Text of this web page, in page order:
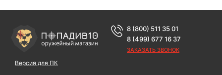
Версия для ПК
8 (800) 511 35 01
8 (499) 677 16 37
ЗАКАЗАТЬ ЗВОНОК